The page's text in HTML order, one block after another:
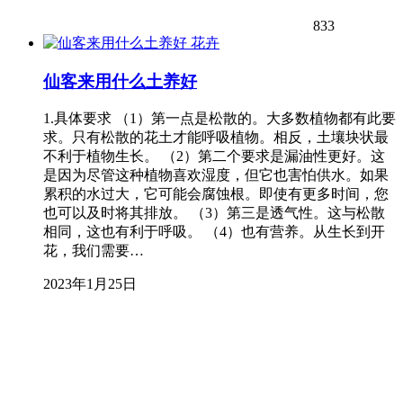
833
花卉
仙客来用什么土养好
1.具体要求 （1）第一点是松散的。大多数植物都有此要
求。只有松散的花土才能呼吸植物。相反，土壤块状最
不利于植物生长。 （2）第二个要求是漏油性更好。这
是因为尽管这种植物喜欢湿度，但它也害怕供水。如果
累积的水过大，它可能会腐蚀根。即使有更多时间，您
也可以及时将其排放。 （3）第三是透气性。这与松散
相同，这也有利于呼吸。 （4）也有营养。从生长到开
花，我们需要…
2023年1月25日